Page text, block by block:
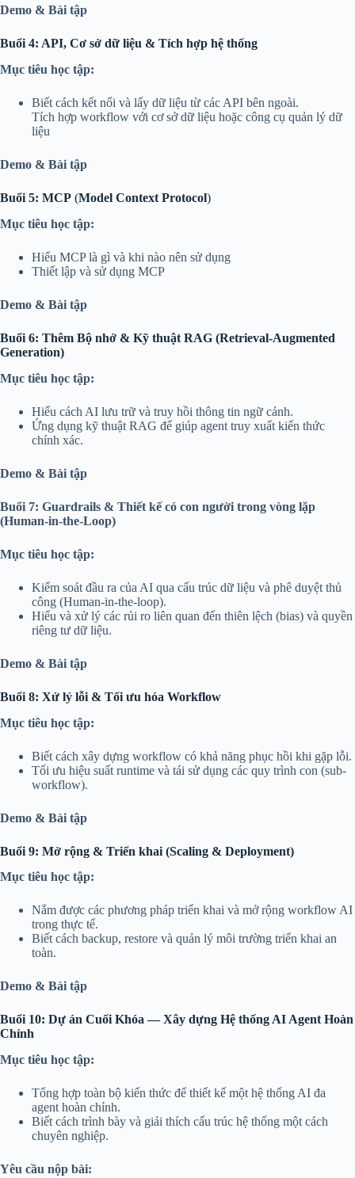
Demo & Bài tập
Buổi 4: API, Cơ sở dữ liệu & Tích hợp hệ thống
Mục tiêu học tập:
Biết cách kết nối và lấy dữ liệu từ các API bên ngoài.
Tích hợp workflow với cơ sở dữ liệu hoặc công cụ quản lý dữ
liệu
Demo & Bài tập
Buổi 5: MCP (Model Context Protocol)
Mục tiêu học tập:
Hiểu MCP là gì và khi nào nên sử dụng
Thiết lập và sử dụng MCP
Demo & Bài tập
Buổi 6: Thêm Bộ nhớ & Kỹ thuật RAG (Retrieval-Augmented
Generation)
Mục tiêu học tập:
Hiểu cách AI lưu trữ và truy hồi thông tin ngữ cảnh.
Ứng dụng kỹ thuật RAG để giúp agent truy xuất kiến thức
chính xác.
Demo & Bài tập
Buổi 7: Guardrails & Thiết kế có con người trong vòng lặp
(Human-in-the-Loop)
Mục tiêu học tập:
Kiểm soát đầu ra của AI qua cấu trúc dữ liệu và phê duyệt thủ
công (Human-in-the-loop).
Hiểu và xử lý các rủi ro liên quan đến thiên lệch (bias) và quyền
riêng tư dữ liệu.
Demo & Bài tập
Buổi 8: Xử lý lỗi & Tối ưu hóa Workflow
Mục tiêu học tập:
Biết cách xây dựng workflow có khả năng phục hồi khi gặp lỗi.
Tối ưu hiệu suất runtime và tái sử dụng các quy trình con (sub-
workflow).
Demo & Bài tập
Buổi 9: Mở rộng & Triển khai (Scaling & Deployment)
Mục tiêu học tập:
Nắm được các phương pháp triển khai và mở rộng workflow AI
trong thực tế.
Biết cách backup, restore và quản lý môi trường triển khai an
toàn.
Demo & Bài tập
Buổi 10: Dự án Cuối Khóa — Xây dựng Hệ thống AI Agent Hoàn
Chỉnh
Mục tiêu học tập:
Tổng hợp toàn bộ kiến thức để thiết kế một hệ thống AI đa
agent hoàn chỉnh.
Biết cách trình bày và giải thích cấu trúc hệ thống một cách
chuyên nghiệp.
Yêu cầu nộp bài:
Title*
Your review
Thanks for your review!
We are processing it and it will appear on the store soon.